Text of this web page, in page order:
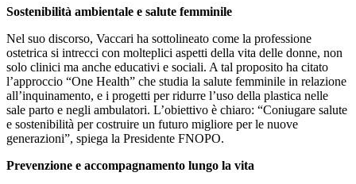
Sostenibilità ambientale e salute femminile
Nel suo discorso, Vaccari ha sottolineato come la professione
ostetrica si intrecci con molteplici aspetti della vita delle donne, non
solo clinici ma anche educativi e sociali. A tal proposito ha citato
l’approccio “One Health” che studia la salute femminile in relazione
all’inquinamento, e i progetti per ridurre l’uso della plastica nelle
sale parto e negli ambulatori. L’obiettivo è chiaro: “Coniugare salute
e sostenibilità per costruire un futuro migliore per le nuove
generazioni”, spiega la Presidente FNOPO.
Prevenzione e accompagnamento lungo la vita